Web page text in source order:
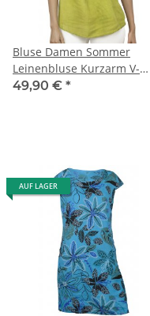
Bluse Damen Sommer
Leinenbluse Kurzarm V-
Ausschnitt viele Farben 38-
49,90 € *
AUF LAGER